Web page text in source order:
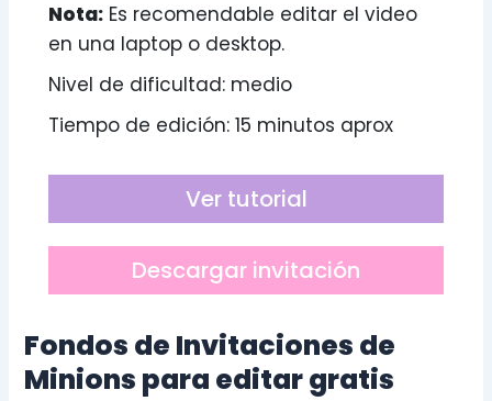
Nota: Es recomendable editar el video
en una laptop o desktop.
Nivel de dificultad: medio
Tiempo de edición: 15 minutos aprox
Ver tutorial
Descargar invitación
Fondos de Invitaciones de
Minions para editar gratis